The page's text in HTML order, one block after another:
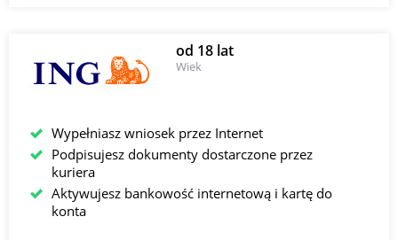
od 18 lat
Wiek
Wypełniasz wniosek przez Internet
Podpisujesz dokumenty dostarczone przez
kuriera
Aktywujesz bankowość internetową i kartę do
konta